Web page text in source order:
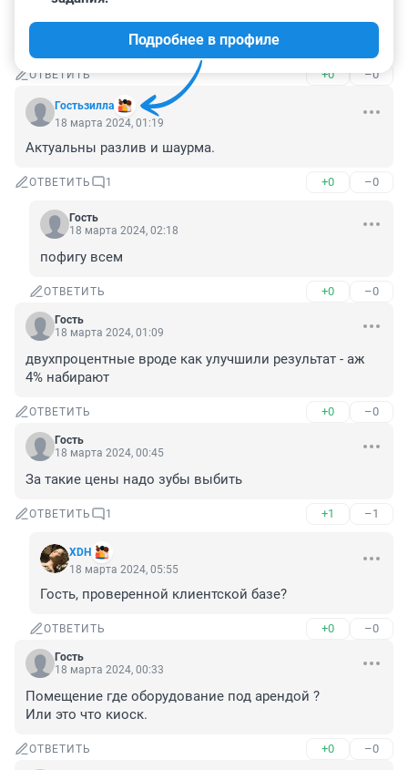
с землёй и помещением нормальная цена
ОТВЕТИТЬ +0 –0
Гостьзилла
Подробнее в профиле
18 марта 2024, 01:19
Актуальны разлив и шаурма.
ОТВЕТИТЬ 1 +0 –0
Гость
18 марта 2024, 02:18
пофигу всем
ОТВЕТИТЬ +0 –0
Гость
18 марта 2024, 01:09
двухпроцентные вроде как улучшили результат - аж
4% набирают
ОТВЕТИТЬ +0 –0
Гость
18 марта 2024, 00:45
За такие цены надо зубы выбить
ОТВЕТИТЬ 1 +1 –1
XDH
18 марта 2024, 05:55
Гость, проверенной клиентской базе?
ОТВЕТИТЬ +0 –0
Гость
18 марта 2024, 00:33
Помещение где оборудование под арендой ?
Или это что киоск.
ОТВЕТИТЬ +0 –0